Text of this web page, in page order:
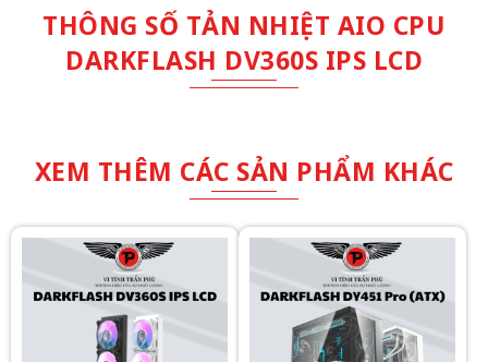
THÔNG SỐ TẢN NHIỆT AIO CPU
DARKFLASH DV360S IPS LCD
XEM THÊM CÁC SẢN PHẨM KHÁC